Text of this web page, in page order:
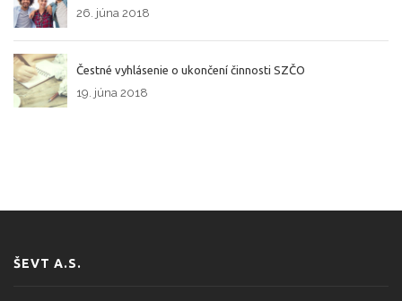
26. júna 2018
Čestné vyhlásenie o ukončení činnosti SZČO
19. júna 2018
ŠEVT A.S.